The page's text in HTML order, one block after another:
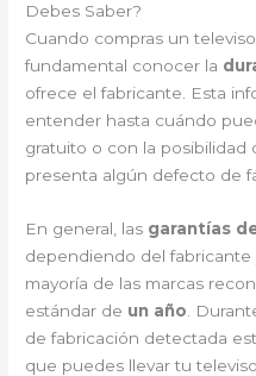
Debes Saber?
Cuando compras un
fundamental conocer la
ofrece el fabricante. Esta
entender hasta cuándo
gratuito o con la posibilidad
presenta algún defecto de
En general, las garantías
dependiendo del fabricante
mayoría de las marcas
estándar de un año .
de fabricación detectada
que puedes llevar tu